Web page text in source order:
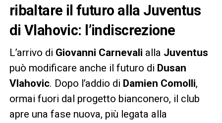
ribaltare il futuro alla Juventus
di Vlahovic: l’indiscrezione
L’arrivo di Giovanni Carnevali alla Juventus
può modificare anche il futuro di Dusan
Vlahovic. Dopo l’addio di Damien Comolli,
ormai fuori dal progetto bianconero, il club
apre una fase nuova, più legata alla